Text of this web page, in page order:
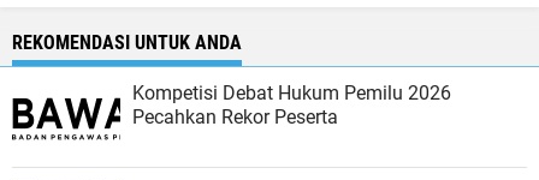
REKOMENDASI UNTUK ANDA
Kompetisi Debat Hukum Pemilu 2026
Pecahkan Rekor Peserta